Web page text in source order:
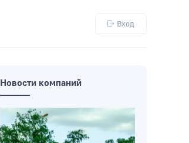
Вход
Новости компаний